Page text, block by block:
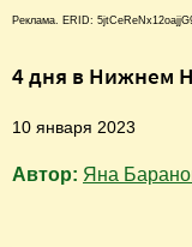
Реклама. ERID:
4 дня в Нижнем
10 января 2023
Автор: Яна